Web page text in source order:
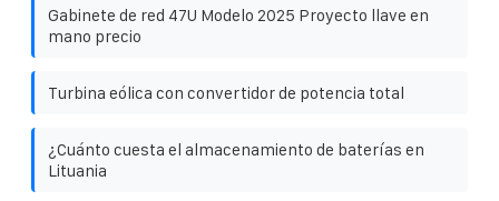
Gabinete de red 47U Modelo 2025 Proyecto llave en
mano precio
Turbina eólica con convertidor de potencia total
¿Cuánto cuesta el almacenamiento de baterías en
Lituania